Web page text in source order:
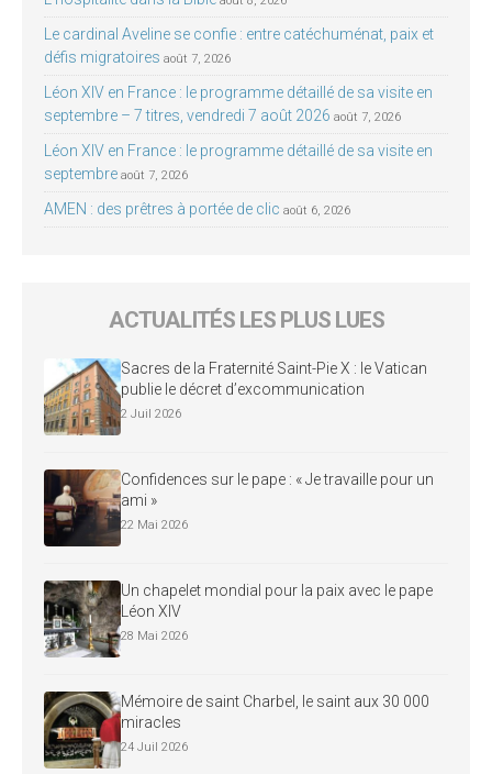
Le cardinal Aveline se confie : entre catéchuménat, paix et
défis migratoires août 7, 2026
Léon XIV en France : le programme détaillé de sa visite en
septembre – 7 titres, vendredi 7 août 2026 août 7, 2026
Léon XIV en France : le programme détaillé de sa visite en
septembre août 7, 2026
AMEN : des prêtres à portée de clic août 6, 2026
ACTUALITÉS LES PLUS LUES
Sacres de la Fraternité Saint-Pie X : le Vatican
publie le décret d’excommunication
2 Juil 2026
Confidences sur le pape : « Je travaille pour un
ami »
22 Mai 2026
Un chapelet mondial pour la paix avec le pape
Léon XIV
28 Mai 2026
Mémoire de saint Charbel, le saint aux 30 000
miracles
24 Juil 2026